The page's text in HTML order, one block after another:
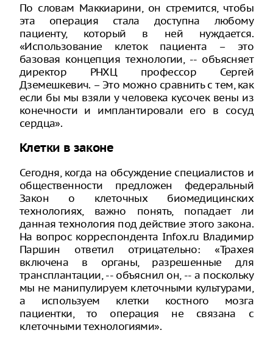
По словам Маккиарини, он стремится, чтобы
эта операция стала доступна любому
пациенту, который в ней нуждается.
«Использование клеток пациента – это
базовая концепция технологии, -- объясняет
директор РНХЦ профессор Сергей
Дземешкевич. – Это можно сравнить с тем, как
если бы мы взяли у человека кусочек вены из
конечности и имплантировали его в сосуд
сердца».
Клетки в законе
Сегодня, когда на обсуждение специалистов и
общественности предложен федеральный
Закон о клеточных биомедицинских
технологиях, важно понять, попадает ли
данная технология под действие этого закона.
На вопрос корреспондента Infox.ru Владимир
Паршин ответил отрицательно: «Трахея
включена в органы, разрешенные для
трансплантации, -- объяснил он, -- а поскольку
мы не манипулируем клеточными культурами,
а используем клетки костного мозга
пациентки, то операция не связана с
клеточными технологиями».